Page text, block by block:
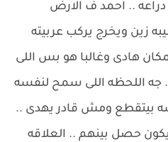
دراعه .. احمد ف الارض
زين ويخرج يركب عربيته
هادى وغالبا هو بس اللى
جه اللحظه اللى سمح لنفسه
بيتقطع ومش قادر يهدى ..
حصل بينهم .. العلاقه